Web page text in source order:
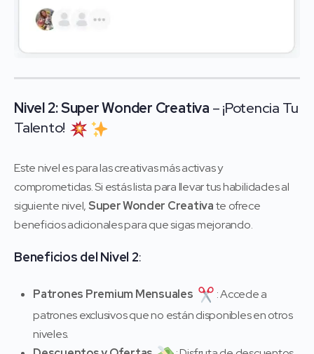
Nivel 2: Super Wonder Creativa – ¡Potencia Tu
Talento!
Este nivel es para las creativas más activas y
comprometidas. Si estás lista para llevar tus habilidades al
siguiente nivel, Super Wonder Creativate ofrece
beneficios adicionales para que sigas mejorando.
Beneficios del Nivel 2:
Patrones Premium Mensuales
: Accede a
patrones exclusivos que no están disponibles en otros
niveles.